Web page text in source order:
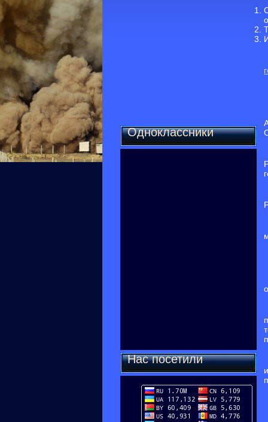
Одноклассники
Нас посетили